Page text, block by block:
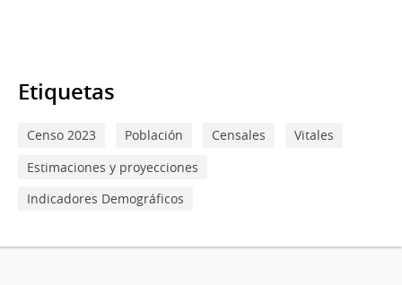
Etiquetas
Censo 2023 Población Censales
Vitales
Estimaciones y proyecciones
Indicadores Demográficos